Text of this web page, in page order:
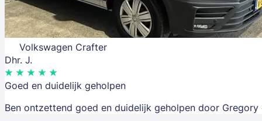
Volkswagen Crafter
Dhr. J.
Goed en duidelijk geholpen
Ben ontzettend goed en duidelijk geholpen door